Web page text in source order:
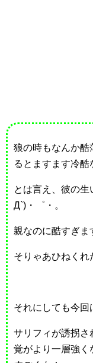
狼の時もなんか酷
るとますます冷酷
とは言え、彼の生
Д`)・゜・。
親なのに酷すぎま
そりゃあひねくれ
それにしても今回
サリフィが誘拐さ
覚がより一層強く